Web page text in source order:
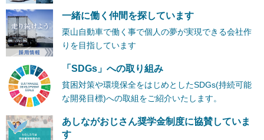
一緒に働く仲間を探しています
栗山自動車で働く事で個人の夢が実現できる会社作
りを目指しています
「SDGs」への取り組み
貧困対策や環境保全をはじめとしたSDGs(持続可能
な開発目標)への取組をご紹介いたします。
あしながおじさん奨学金制度に協賛していま
す